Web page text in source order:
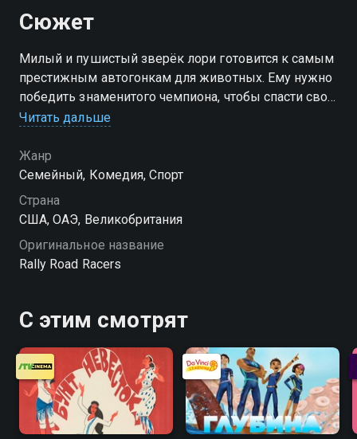
Сюжет
Милый и пушистый зверёк лори готовится к самым
престижным автогонкам для животных. Ему нужно
победить знаменитого чемпиона, чтобы спасти свою
деревню от разрушения. Но как достичь
природная черта?
Читать дальше
Жанр
Семейный, Комедия, Спорт
Страна
США, ОАЭ, Великобритания
Оригинальное название
Rally Road Racers
С этим смотрят